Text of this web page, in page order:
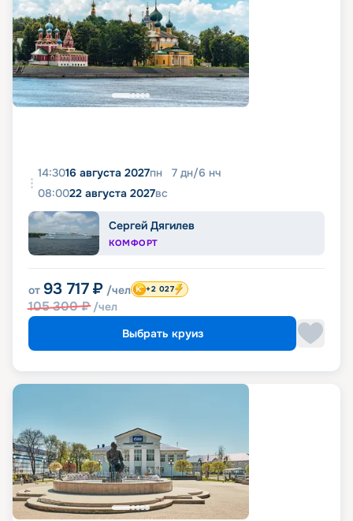
14:3016 августа 2027пн 7 дн/6 нч
08:0022 августа 2027вс
Сергей Дягилев
КОМФОРТ
от 93 717 ₽ /чел
105 300₽ /чел
+2 027
Выбрать круиз